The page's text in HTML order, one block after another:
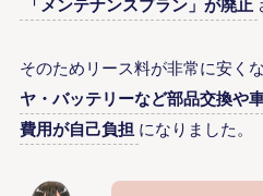
そのためリース料が非常に安く
ヤ・バッテリーなど部品交換や
費用が自己負担 になりました。